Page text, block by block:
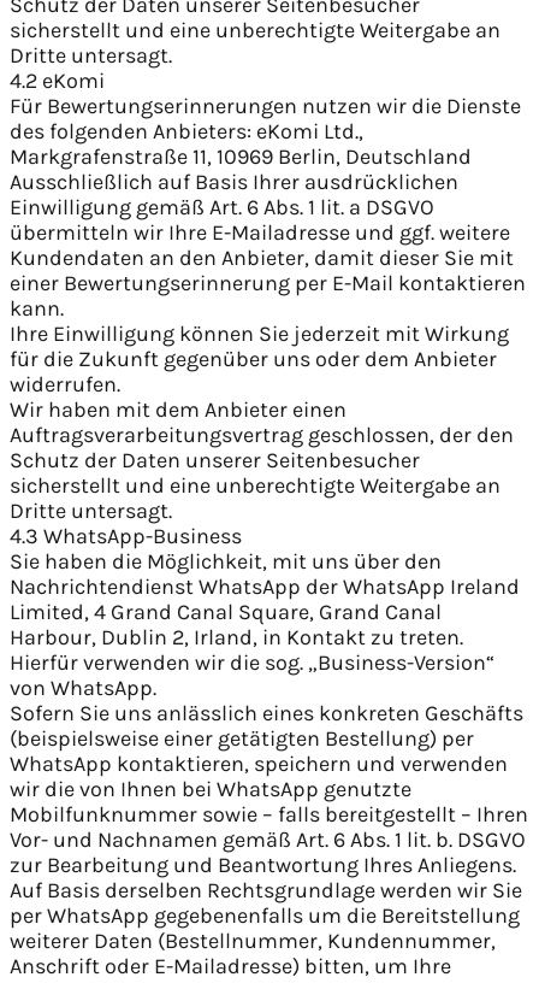
sicherstellt und eine unberechtigte Weitergabe an
Dritte untersagt.
4.2 eKomi
Für Bewertungserinnerungen nutzen wir die Dienste
des folgenden Anbieters: eKomi Ltd.,
Markgrafenstraße 11, 10969 Berlin, Deutschland
Ausschließlich auf Basis Ihrer ausdrücklichen
Einwilligung gemäß Art. 6 Abs. 1 lit. a DSGVO
übermitteln wir Ihre E-Mailadresse und ggf. weitere
Kundendaten an den Anbieter, damit dieser Sie mit
einer Bewertungserinnerung per E-Mail kontaktieren
kann.
Ihre Einwilligung können Sie jederzeit mit Wirkung
für die Zukunft gegenüber uns oder dem Anbieter
widerrufen.
Wir haben mit dem Anbieter einen
Auftragsverarbeitungsvertrag geschlossen, der den
Schutz der Daten unserer Seitenbesucher
sicherstellt und eine unberechtigte Weitergabe an
Dritte untersagt.
4.3 WhatsApp-Business
Sie haben die Möglichkeit, mit uns über den
Nachrichtendienst WhatsApp der WhatsApp Ireland
Limited, 4 Grand Canal Square, Grand Canal
Harbour, Dublin 2, Irland, in Kontakt zu treten.
Hierfür verwenden wir die sog. „Business-Version“
von WhatsApp.
Sofern Sie uns anlässlich eines konkreten Geschäfts
(beispielsweise einer getätigten Bestellung) per
WhatsApp kontaktieren, speichern und verwenden
wir die von Ihnen bei WhatsApp genutzte
Mobilfunknummer sowie – falls bereitgestellt – Ihren
Vor- und Nachnamen gemäß Art. 6 Abs. 1 lit. b. DSGVO
zur Bearbeitung und Beantwortung Ihres Anliegens.
Auf Basis derselben Rechtsgrundlage werden wir Sie
per WhatsApp gegebenenfalls um die Bereitstellung
weiterer Daten (Bestellnummer, Kundennummer,
Anschrift oder E-Mailadresse) bitten, um Ihre